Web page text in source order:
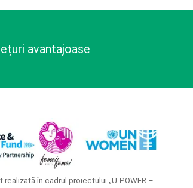
avantajoase
în cadrul proiectului „U-POWER –